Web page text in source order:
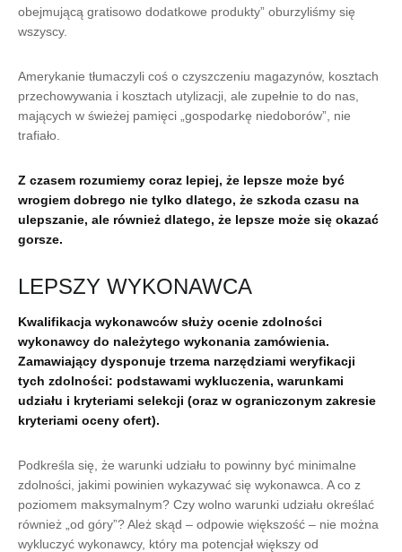
obejmującą gratisowo dodatkowe produkty” oburzyliśmy się
wszyscy.
Amerykanie tłumaczyli coś o czyszczeniu magazynów, kosztach
przechowywania i kosztach utylizacji, ale zupełnie to do nas,
mających w świeżej pamięci „gospodarkę niedoborów”, nie
trafiało.
Z czasem rozumiemy coraz lepiej, że lepsze może być
wrogiem dobrego nie tylko dlatego, że szkoda czasu na
ulepszanie, ale również dlatego, że lepsze może się okazać
gorsze.
LEPSZY WYKONAWCA
Kwalifikacja wykonawców służy ocenie zdolności
wykonawcy do należytego wykonania zamówienia.
Zamawiający dysponuje trzema narzędziami weryfikacji
tych zdolności: podstawami wykluczenia, warunkami
udziału i kryteriami selekcji (oraz w ograniczonym zakresie
kryteriami oceny ofert).
Podkreśla się, że warunki udziału to powinny być minimalne
zdolności, jakimi powinien wykazywać się wykonawca. A co z
poziomem maksymalnym? Czy wolno warunki udziału określać
również „od góry”? Ależ skąd – odpowie większość – nie można
wykluczyć wykonawcy, który ma potencjał większy od